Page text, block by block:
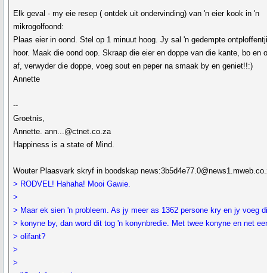
Elk geval - my eie resep ( ontdek uit ondervinding) van 'n eier kook in 'n
mikrogolfoond:
Plaas eier in oond. Stel op 1 minuut hoog. Jy sal 'n gedempte
hoor. Maak die oond oop. Skraap die eier en doppe van die kante, bo en
af, verwyder die doppe, voeg sout en peper na smaak by en geniet!!:)
Annette
--
Groetnis,
Annette. ann...@ctnet.co.za
Happiness is a state of Mind.
Wouter Plaasvark skryf in boodskap
> RODVEL! Hahaha! Mooi Gawie.
>
> Maar ek sien 'n probleem. As jy meer as 1362 persone kry en jy voeg
> konyne by, dan word dit tog 'n konynbredie. Met twee konyne en net
> olifant?
>
>